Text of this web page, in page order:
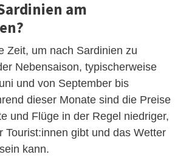
am
Zeit, um nach Sardinien zu
Nebensaison, typischerweise
und von September bis
dieser Monate sind die Preise
und Flüge in der Regel niedriger,
Tourist:innen gibt und das Wetter
kann.